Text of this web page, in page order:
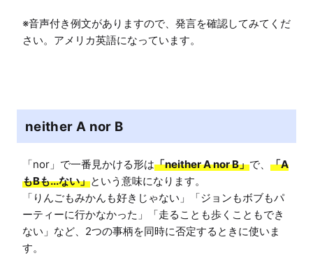
※音声付き例文がありますので、発言を確認してみてくだ
さい。アメリカ英語になっています。
neither A nor B
「nor」で一番見かける形は「neither A nor B」で、 「A
もBも...ない」という意味になります。
「りんごもみかんも好きじゃない」「ジョンもボブもパ
ーティーに行かなかった」「走ることも歩くこともでき
ない」など、2つの事柄を同時に否定するときに使いま
す。